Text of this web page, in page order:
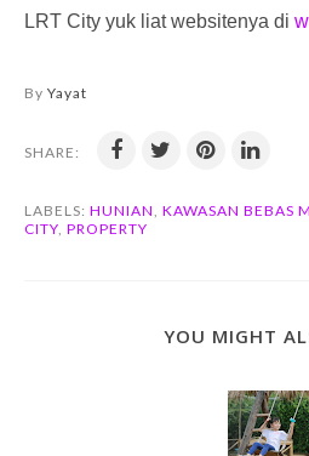
LRT City yuk liat websitenya di
By Yayat
SHARE:
LABELS: HUNIAN, KAWASAN BEBAS
CITY, PROPERTY
YOU MIGHT